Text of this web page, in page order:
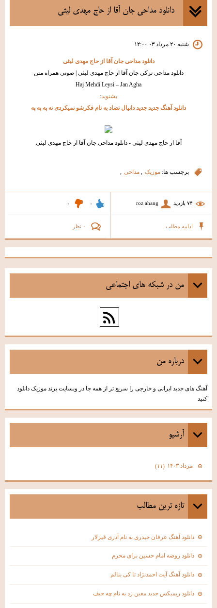
دانلود مداحی جان آقا از حاج مهدی لیثی
شنبه ۲۰ مرداد ۰۳ ۱۲:۰۰
دانلود مداحی جان آقا از حاج مهدی لیثی
دانلود مداحی ترکی جان آقا از حاج مهدی لیثی | صوتی همراه متن
Haj Mehdi Leysi – Jan Agha
بشنوید:
دانلود آهنگ جدید جدید دانیال تضاد به نام فکرشو نمیکردی نه په په په
آقا از حاج مهدی لیثی - دانلود مداحی جان آقا از حاج مهدی لیثی
برچسب ها: موزیک مداحی
roz ahang ۰ ۰
ادامه مطلب ۰ نظر
من در شبكه هاي اجتماعي
درباره من
آهنگ های جدید ایرانی و خارجی را سریع تر از همه جا در وبسایت برند موزیک دانلود
کنید
آرشيو
مرداد ۱۴۰۳ (۱۱)
تازه ترين مطالب
دانلود آهنگ عرفان حیدری به نام آذری قیزلار
دانلود روضه امام حسین برای محرم
دانلود آهنگ آیت احمدنژاد تا کی بنالم
دانلود ریمیکس جدید معین زد به نام چه حیف